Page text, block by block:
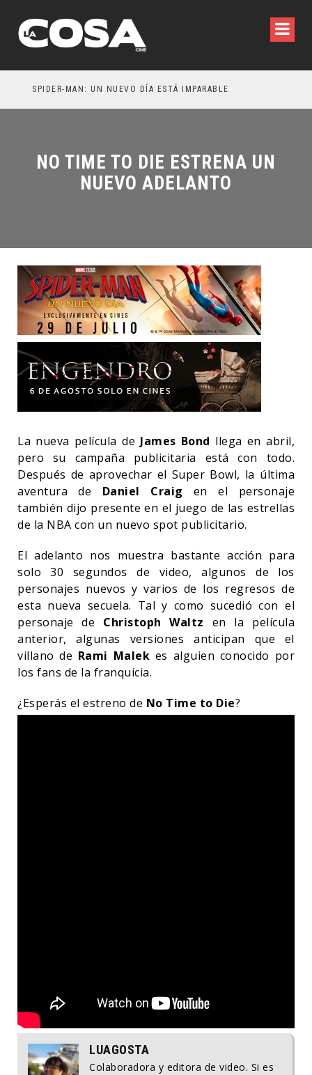
SPIDER-MAN: UN NUEVO DÍA ESTÁ IMPARABLE
NO TIME TO DIE ESTRENA UN
NUEVO ADELANTO
La nueva película de James Bond llega en abril,
pero su campaña publicitaria está con todo.
Después de aprovechar el Super Bowl, la última
aventura de Daniel Craig en el personaje
también dijo presente en el juego de las estrellas
de la NBA con un nuevo spot publicitario.
El adelanto nos muestra bastante acción para
solo 30 segundos de video, algunos de los
personajes nuevos y varios de los regresos de
esta nueva secuela. Tal y como sucedió con el
personaje de Christoph Waltz en la película
anterior, algunas versiones anticipan que el
villano de Rami Malek es alguien conocido por
los fans de la franquicia.
¿Esperás el estreno de No Time to Die?
LUAGOSTA
Colaboradora y editora de video. Si es